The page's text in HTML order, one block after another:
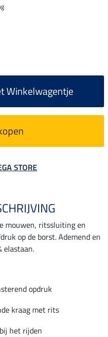
Winkelwagentje
STORE
mouwen, ritssluiting en
op de borst. Ademend en
elastaan.
opdruk
kraag met rits
het rijden